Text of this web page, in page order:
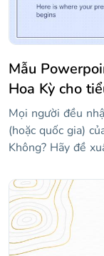
Mẫu
Hoa Kỳ cho
Mọi người đều
(hoặc quốc gia)
Không? Hãy đề
giảng dạy tất cả
đồ của các tiểu
tông màu xanh
Này, hãy thức
một số trạng